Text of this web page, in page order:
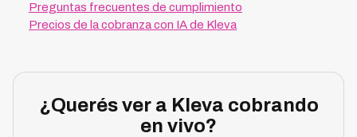
Preguntas frecuentes de cumplimiento
Precios de la cobranza con IA de Kleva
¿Querés ver a Kleva cobrando
en vivo?